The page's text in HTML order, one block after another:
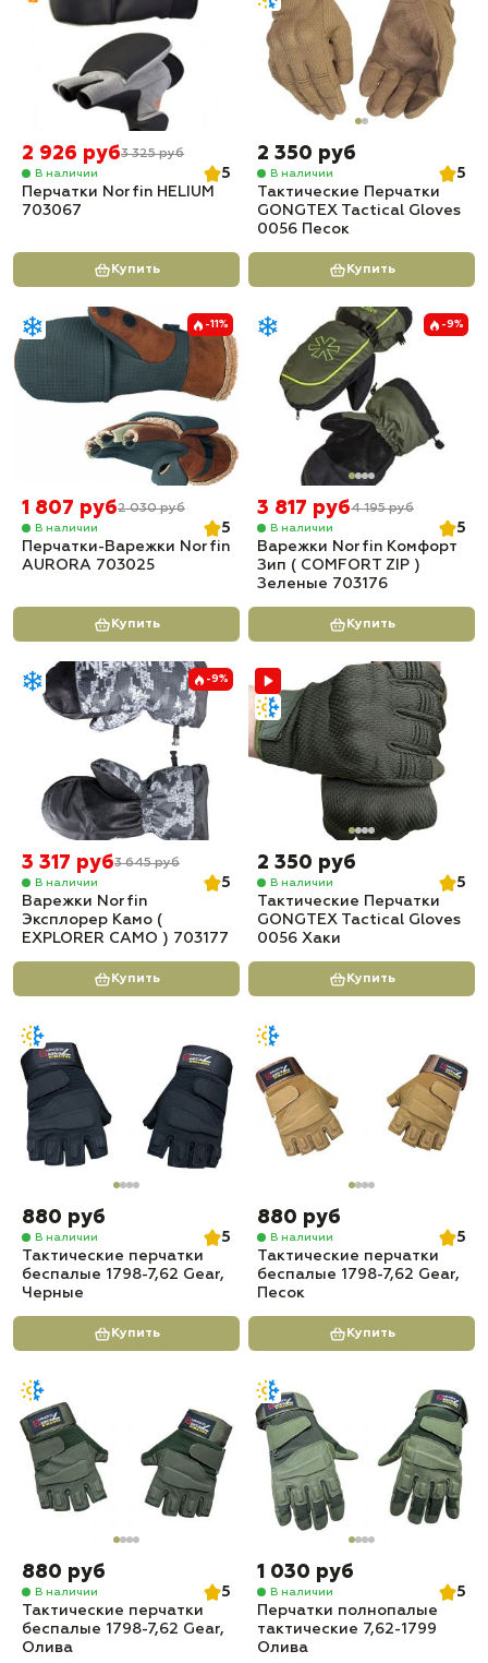
2 926 руб3 325 руб
В наличии
5
Перчатки Norfin HELIUM
703067
Купить
2 350 руб
В наличии
5
Тактические Перчатки
GONGTEX Tactical Gloves
0056 Песок
Купить
-11%
1 807 руб2 030 руб
В наличии
5
Перчатки-Варежки Norfin
AURORA 703025
Купить
-9%
3 817 руб4 195 руб
В наличии
5
Варежки Norfin Комфорт
Зип ( COMFORT ZIP )
Зеленые 703176
Купить
-9%
3 317 руб3 645 руб
В наличии
5
Варежки Norfin
Эксплорер Камо (
EXPLORER CAMO ) 703177
Купить
2 350 руб
В наличии
5
Тактические Перчатки
GONGTEX Tactical Gloves
0056 Хаки
Купить
880 руб
В наличии
5
Тактические перчатки
беспалые 1798-7,62 Gear,
Черные
Купить
880 руб
В наличии
5
Тактические перчатки
беспалые 1798-7,62 Gear,
Песок
Купить
880 руб
В наличии
5
Тактические перчатки
беспалые 1798-7,62 Gear,
Олива
1 030 руб
В наличии
5
Перчатки полнопалые
тактические 7,62-1799
Олива